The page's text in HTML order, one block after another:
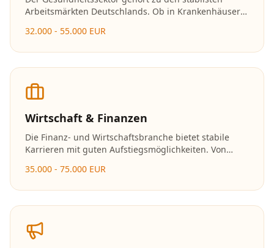
Arbeitsmärkten Deutschlands. Ob in Krankenhäusern,
werden hier dringend gesucht und die
32.000 - 55.000 EUR
Wirtschaft & Finanzen
Die Finanz- und Wirtschaftsbranche bietet stabile
Karrieren mit guten Aufstiegsmöglichkeiten. Von
Unternehmensberatungen gibt es vielfältige
35.000 - 75.000 EUR